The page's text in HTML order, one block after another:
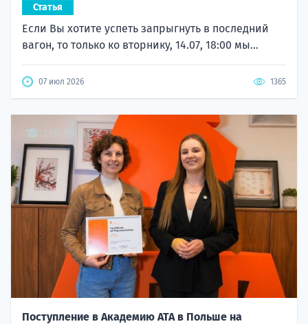
Статья
Если Вы хотите успеть запрыгнуть в последний
вагон, то только ко вторнику, 14.07, 18:00 мы...
07 июл 2026 1365
Поступление в Академию ATA в Польше на